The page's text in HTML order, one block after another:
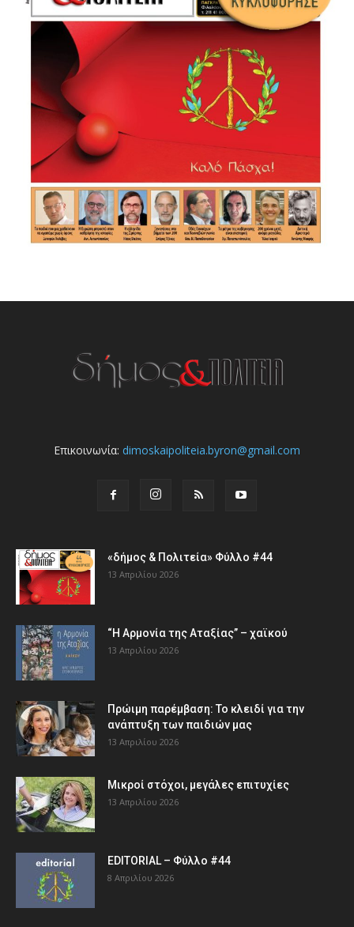
Επικοινωνία: dimoskaipoliteia.byron@gmail.com
«δήμος & Πολιτεία» Φύλλο #44
13 Απριλίου 2026
“Η Αρμονία της Αταξίας” – χαϊκού
13 Απριλίου 2026
Πρώιμη παρέμβαση: Το κλειδί για την
ανάπτυξη των παιδιών µας
13 Απριλίου 2026
Μικροί στόχοι, μεγάλες επιτυχίες
13 Απριλίου 2026
EDITORIAL – Φύλλο #44
8 Απριλίου 2026